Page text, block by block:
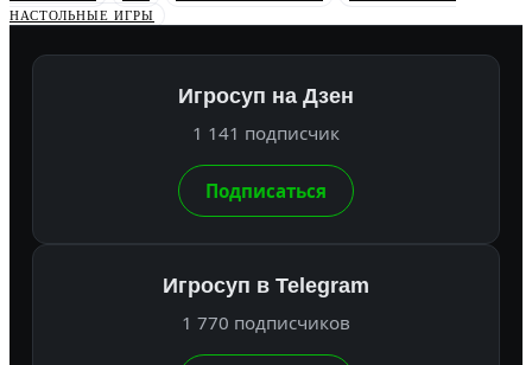
НАСТОЛЬНЫЕ ИГРЫ
Игросуп на Дзен
1 141 подписчик
Подписаться
Игросуп в Telegram
1 770 подписчиков